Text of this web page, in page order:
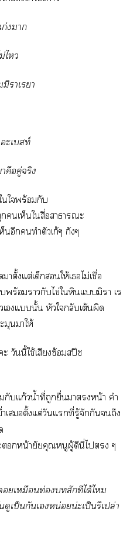
งา
ไ
าเรา
ะเท์
คือคู่จริง
ใพร้อมกับ
เห็นใสื่อาาะ
นอีกทำตัวเก้ๆ กังๆ
ตั้งแต่เด็กให้เไม่เชื่อ
พร้อมากับไข่ใหินแมิา เร
แนั้น หัวใกลับเต้นผิด
มุนาให้
วันนี้ใช้เสียงซ้อมสปีช
กับแก้วน้ำที่ถูกยื่นางหน้า คำ
เสมอตั้งแต่วันแที่รู้จักกันถึง
หน้ายัยคุณหนูผู้ดีนี่ไ ๆ
เหมือนท่องสักทีได้ไ
เป็นกันเหน่อยน่ะเป็นรึเปล่า